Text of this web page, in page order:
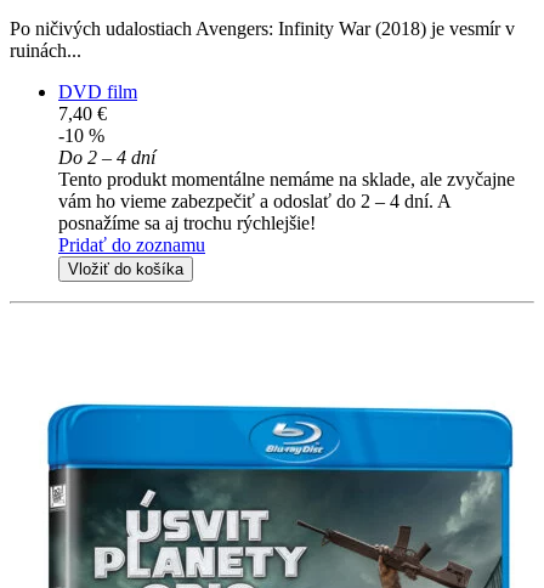
Po ničivých udalostiach Avengers: Infinity War (2018) je vesmír v
ruinách...
DVD film
7,40 €
-10 %
Do 2 – 4 dní
Tento produkt momentálne nemáme na sklade, ale zvyčajne
vám ho vieme zabezpečiť a odoslať do 2 – 4 dní. A
posnažíme sa aj trochu rýchlejšie!
Pridať do zoznamu
Vložiť do košíka